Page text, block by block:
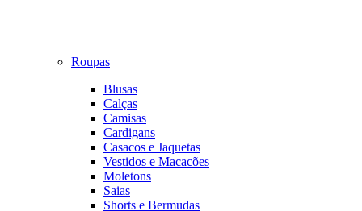
Roupas
Blusas
Calças
Camisas
Cardigans
Casacos e Jaquetas
Vestidos e Macacões
Moletons
Saias
Shorts e Bermudas